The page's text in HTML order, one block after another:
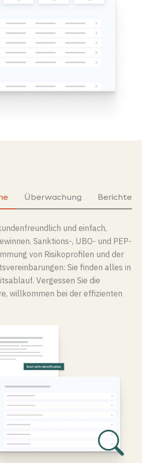
Überwachung
und einfach,
Sanktions-, UBO- und PEP-
von Risikoprofilen und der
: Sie finden alles in
Vergessen Sie die
willkommen bei der effizienten